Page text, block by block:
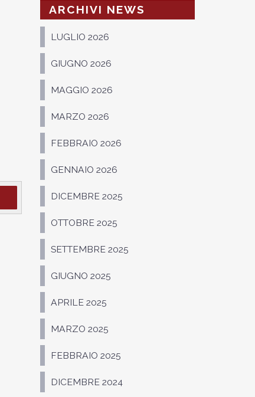
ARCHIVI NEWS
LUGLIO 2026
GIUGNO 2026
MAGGIO 2026
MARZO 2026
FEBBRAIO 2026
GENNAIO 2026
DICEMBRE 2025
OTTOBRE 2025
SETTEMBRE 2025
GIUGNO 2025
APRILE 2025
MARZO 2025
FEBBRAIO 2025
DICEMBRE 2024